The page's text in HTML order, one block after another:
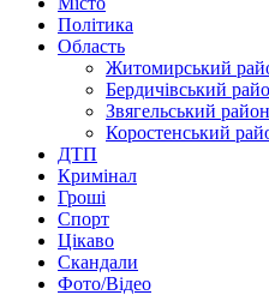
Політика
Область
Житомирський
Бердичівський
Звягельський район
Коростенський
ДТП
Кримінал
Гроші
Спорт
Цікаво
Скандали
Фото/Відео